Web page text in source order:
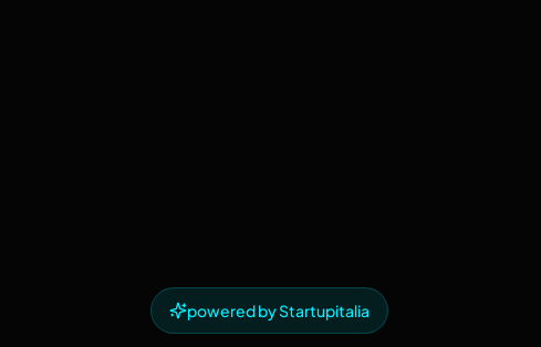
powered by Startupitalia